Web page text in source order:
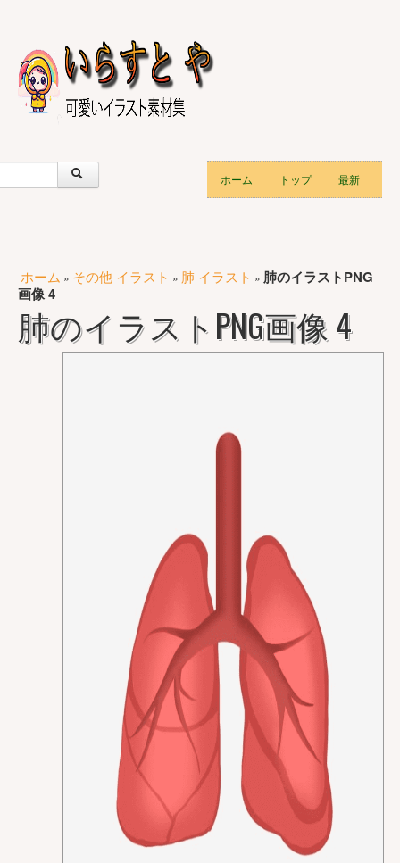
ホーム トップ 最新
ホーム » その他 イラスト » 肺 イラスト » 肺のイラストPNG
画像 4
肺のイラストPNG画像 4